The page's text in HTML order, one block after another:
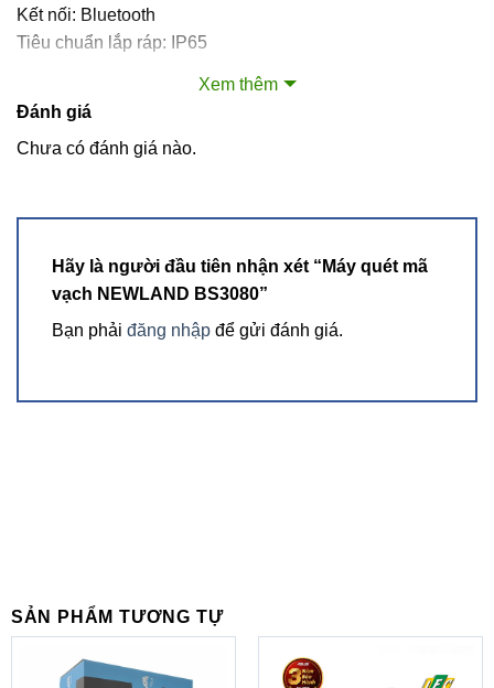
Kết nối: Bluetooth
Tiêu chuẩn lắp ráp: IP65
Cân nặng: 53g
Hình thức sử dụng: Đeo tay
Xem thêm
Đánh giá
Chưa có đánh giá nào.
Hãy là người đầu tiên nhận xét “Máy quét mã
vạch NEWLAND BS3080”
Bạn phải đăng nhập để gửi đánh giá.
SẢN PHẨM TƯƠNG TỰ